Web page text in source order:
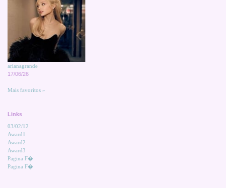
arianagrande
17/06/26
Mais favoritos »
Links
03/02/12
Award1
Award2
Award3
Pagina F�
Pagina F�